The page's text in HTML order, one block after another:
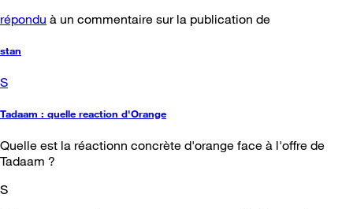
répondu à un commentaire sur la publication de
stan
S
Tadaam : quelle reaction d'Orange
Quelle est la réactionn concrète d'orange face à l'offre de
Tadaam ?
S